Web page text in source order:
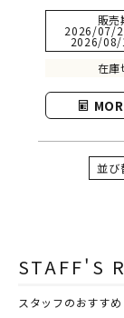
販売
2026/07/
2026/08/
在庫
並び
STAFF'S
スタッフのおすすめ